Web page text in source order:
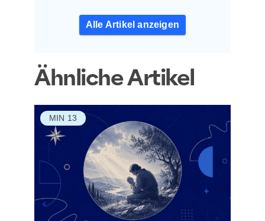
Alle Artikel anzeigen
Ähnliche Artikel
MIN 13